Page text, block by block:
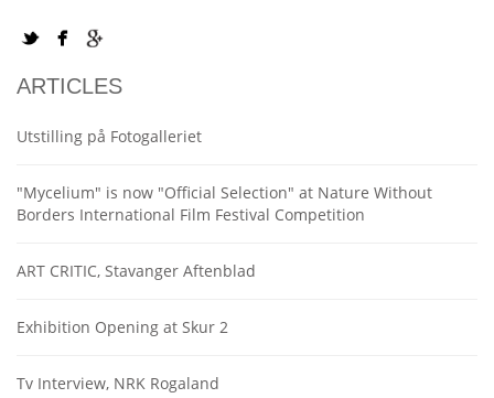
ARTICLES
Utstilling på Fotogalleriet
"Mycelium" is now "Official Selection" at Nature Without
Borders International Film Festival Competition
ART CRITIC, Stavanger Aftenblad
Exhibition Opening at Skur 2
Tv Interview, NRK Rogaland